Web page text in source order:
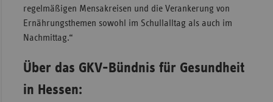
regelmäßigen Mensakreisen und die Verankerung von
Ernährungsthemen sowohl im Schullalltag als auch im
Nachmittag.“
Über das GKV-Bündnis für Gesundheit
in Hessen: